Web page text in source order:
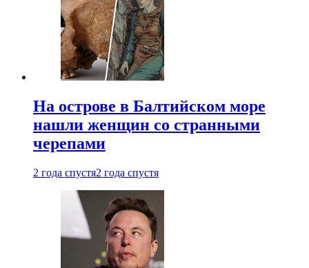
На острове в Балтийском море
нашли женщин со странными
черепами
2 года спустя2 года спустя